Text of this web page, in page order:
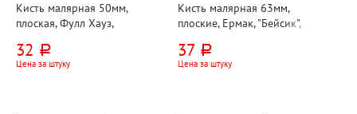
Кисть малярная 50мм,
плоская, Фулл Хауз,
"Любитель", щетина
натуральная, материал
ручки дерево
32 руб.
Цена за штуку
Кисть малярная 63мм,
плоские, Ермак, "Бейсик",
материал ручки дерево
37 руб.
Цена за штуку